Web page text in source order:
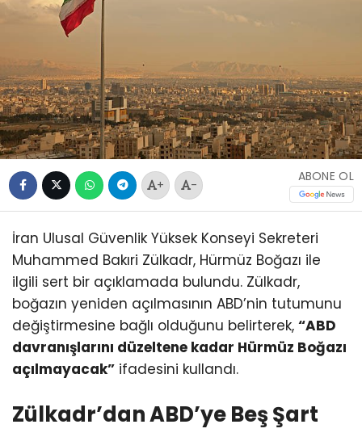
+ -
ABONE OL
İran Ulusal Güvenlik Yüksek Konseyi Sekreteri
Muhammed Bakıri Zülkadr, Hürmüz Boğazı ile
ilgili sert bir açıklamada bulundu. Zülkadr,
boğazın yeniden açılmasının ABD’nin tutumunu
değiştirmesine bağlı olduğunu belirterek, “ABD
davranışlarını düzeltene kadar Hürmüz Boğazı
açılmayacak” ifadesini kullandı.
Zülkadr’dan ABD’ye Beş Şart